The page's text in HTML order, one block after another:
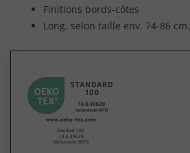
Finitions bords-côtes
Long. selon taille env. 74-86 cm.